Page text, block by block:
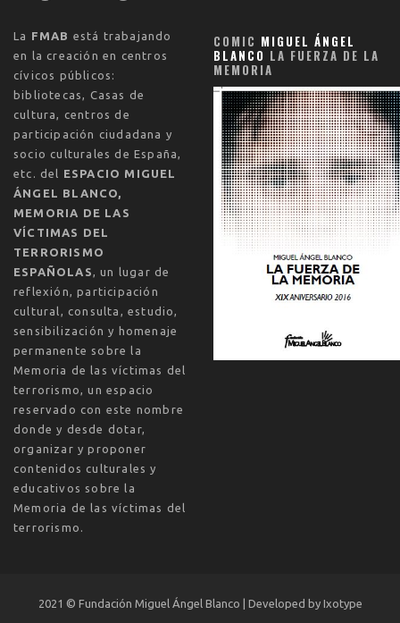
La FMAB está trabajando
en la creación en centros
cívicos públicos:
bibliotecas, Casas de
cultura, centros de
participación ciudadana y
socio culturales de España,
etc. del ESPACIO MIGUEL
ÁNGEL BLANCO,
MEMORIA DE LAS
VÍCTIMAS DEL
TERRORISMO
ESPAÑOLAS
, un lugar de
reflexión, participación
cultural, consulta, estudio,
sensibilización y homenaje
permanente sobre la
Memoria de las víctimas del
terrorismo, un espacio
reservado con este nombre
donde y desde dotar,
organizar y proponer
contenidos culturales y
educativos sobre la
Memoria de las víctimas del
terrorismo.
COMIC MIGUEL ÁNGEL
BLANCO LA FUERZA DE LA
MEMORIA
2021 © Fundación Miguel Ángel Blanco | Developed by Ixotype